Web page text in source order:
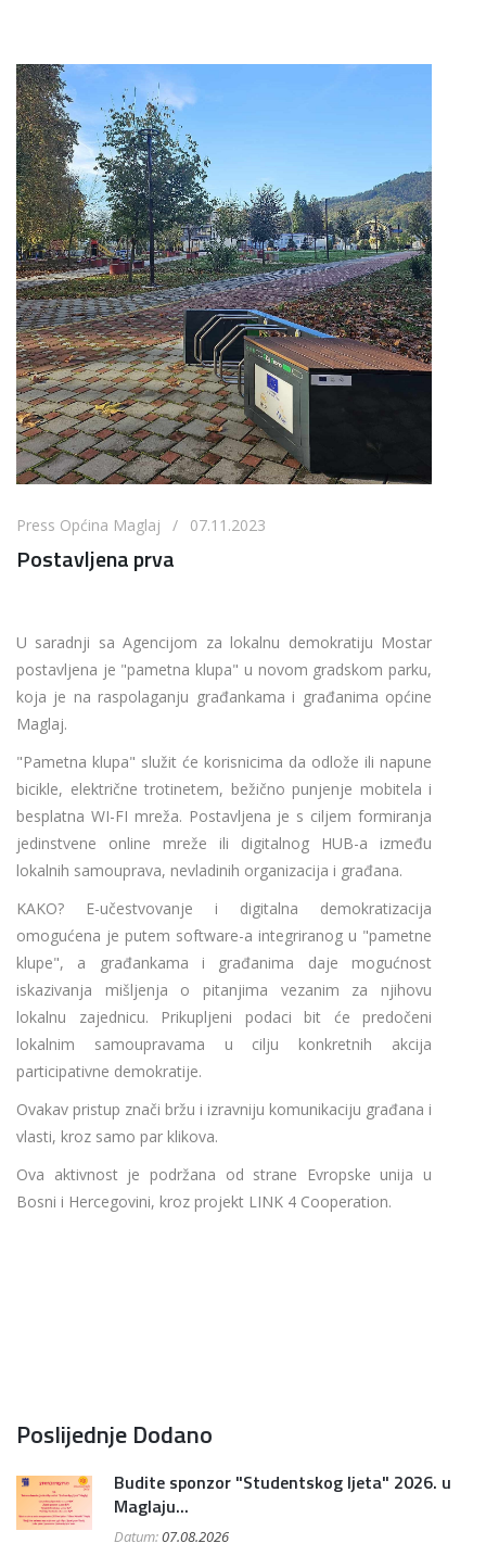
Press Općina Maglaj / 07.11.2023
Postavljena prva
U saradnji sa Agencijom za lokalnu demokratiju Mostar
postavljena je "pametna klupa" u novom gradskom parku,
koja je na raspolaganju građankama i građanima općine
Maglaj.
"Pametna klupa" služit će korisnicima da odlože ili napune
bicikle, električne trotinetem, bežično punjenje mobitela i
besplatna WI-FI mreža. Postavljena je s ciljem formiranja
jedinstvene online mreže ili digitalnog HUB-a između
lokalnih samouprava, nevladinih organizacija i građana.
KAKO? E-učestvovanje i digitalna demokratizacija
omogućena je putem software-a integriranog u "pametne
klupe", a građankama i građanima daje mogućnost
iskazivanja mišljenja o pitanjima vezanim za njihovu
lokalnu zajednicu. Prikupljeni podaci bit će predočeni
lokalnim samoupravama u cilju konkretnih akcija
participativne demokratije.
Ovakav pristup znači bržu i izravniju komunikaciju građana i
vlasti, kroz samo par klikova.
Ova aktivnost je podržana od strane Evropske unija u
Bosni i Hercegovini, kroz projekt LINK 4 Cooperation.
Poslijednje Dodano
Budite sponzor "Studentskog ljeta" 2026. u
Maglaju...
Datum:07.08.2026